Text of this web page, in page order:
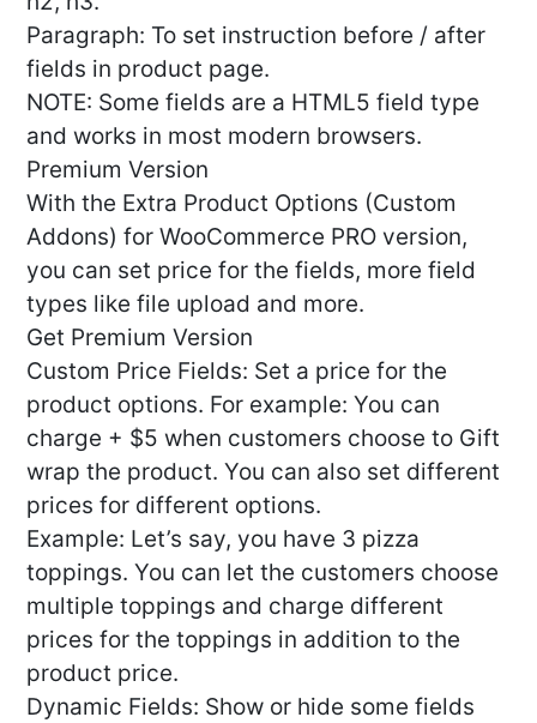
Paragraph: To set instruction before / after
fields in product page.
NOTE: Some fields are a HTML5 field type
and works in most modern browsers.
Premium Version
With the Extra Product Options (Custom
Addons) for WooCommerce PRO version,
you can set price for the fields, more field
types like file upload and more.
Get Premium Version
Custom Price Fields: Set a price for the
product options. For example: You can
charge + $5 when customers choose to Gift
wrap the product. You can also set different
prices for different options.
Example: Let’s say, you have 3 pizza
toppings. You can let the customers choose
multiple toppings and charge different
prices for the toppings in addition to the
product price.
Dynamic Fields: Show or hide some fields